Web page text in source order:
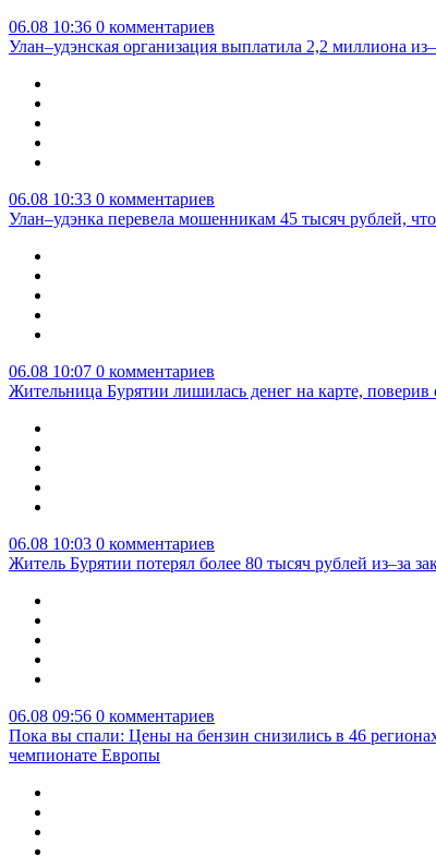
06.08 10:36 0 комментариев
Улан–удэнская организация выплатила 2,2 миллиона
06.08 10:33 0 комментариев
Улан–удэнка перевела мошенникам 45 тысяч рублей,
06.08 10:07 0 комментариев
Жительница Бурятии лишилась денег на карте,
06.08 10:03 0 комментариев
Житель Бурятии потерял более 80 тысяч рублей из–за
06.08 09:56 0 комментариев
Пока вы спали: Цены на бензин снизились в 46
чемпионате Европы